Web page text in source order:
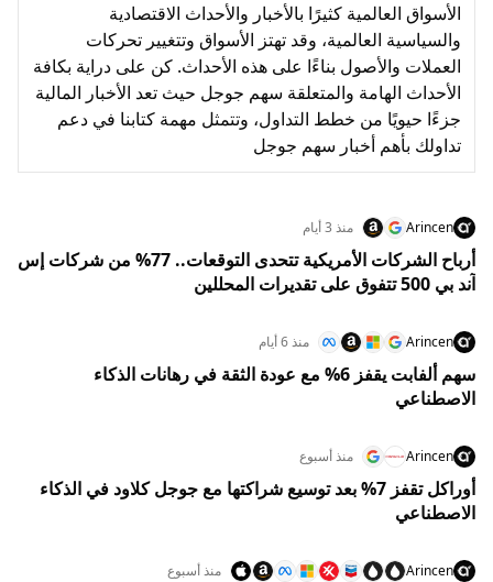
الأسواق العالمية كثيرًا بالأخبار والأحداث الاقتصادية
والسياسية العالمية، وقد تهتز الأسواق وتتغيير تحركات
العملات والأصول بناءًا على هذه الأحداث. كن على دراية بكافة
الأحداث الهامة والمتعلقة سهم جوجل حيث تعد الأخبار المالية
جزءًا حيويًا من خطط التداول، وتتمثل مهمة كتابنا في دعم
تداولك بأهم أخبار سهم جوجل
Arincen منذ 3 أيام
أرباح الشركات الأمريكية تتحدى التوقعات.. 77% من شركات إس
آند بي 500 تتفوق على تقديرات المحللين
Arincen منذ 6 أيام
سهم ألفابت يقفز 6% مع عودة الثقة في رهانات الذكاء
الاصطناعي
Arincen منذ أسبوع
أوراكل تقفز 7% بعد توسيع شراكتها مع جوجل كلاود في الذكاء
الاصطناعي
Arincen منذ أسبوع